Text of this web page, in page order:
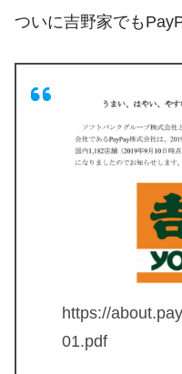
ついに吉野家でも
https://
01.pdf